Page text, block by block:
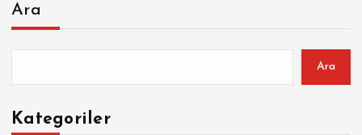
Ara
Ara
Kategoriler